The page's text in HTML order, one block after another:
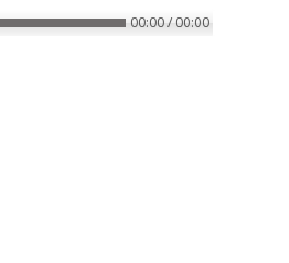
00:00 / 00:00